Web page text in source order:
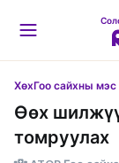
ХөхГоо сайхны мэс
Өөх
томруулах